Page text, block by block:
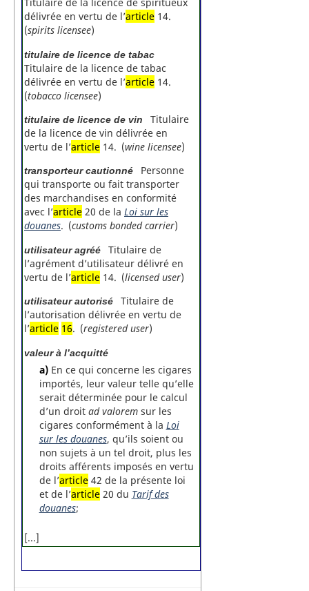
délivrée en vertu de l’article 14.
(spirits licensee)
titulaire de licence de tabac
Titulaire de la licence de tabac
délivrée en vertu de l’article 14.
(tobacco licensee)
titulaire de licence de vin
Titulaire
de la licence de vin délivrée en
vertu de l’article 14. (wine licensee)
transporteur cautionné
Personne
qui transporte ou fait transporter
des marchandises en conformité
avec l’article 20 de la Loi sur les
douanes. (customs bonded carrier)
utilisateur agréé
Titulaire de
l’agrément d’utilisateur délivré en
vertu de l’article 14. (licensed user)
utilisateur autorisé
Titulaire de
l’autorisation délivrée en vertu de
l’article 16. (registered user)
valeur à l’acquitté
a)En ce qui concerne les cigares
importés, leur valeur telle qu’elle
serait déterminée pour le calcul
d’un droit ad valoremsur les
cigares conformément à la Loi
sur les douanes, qu’ils soient ou
non sujets à un tel droit, plus les
droits afférents imposés en vertu
de l’article42 de la présente loi
et de l’article20 du Tarif des
douanes;
[...]